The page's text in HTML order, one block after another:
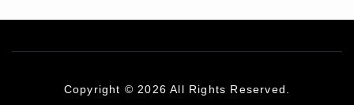
Copyright © 2026All Rights Reserved.